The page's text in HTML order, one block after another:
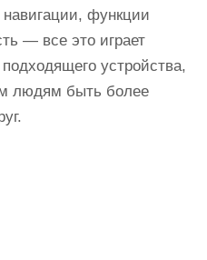
навигации, функции
— все это играет
устройства,
людям быть более